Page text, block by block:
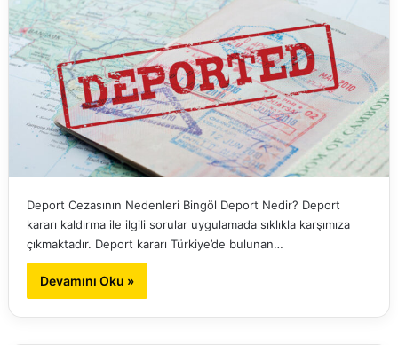
Deport Cezasının Nedenleri Bingöl Deport Nedir? Deport
kararı kaldırma ile ilgili sorular uygulamada sıklıkla karşımıza
çıkmaktadır. Deport kararı Türkiye’de bulunan…
Devamını Oku »